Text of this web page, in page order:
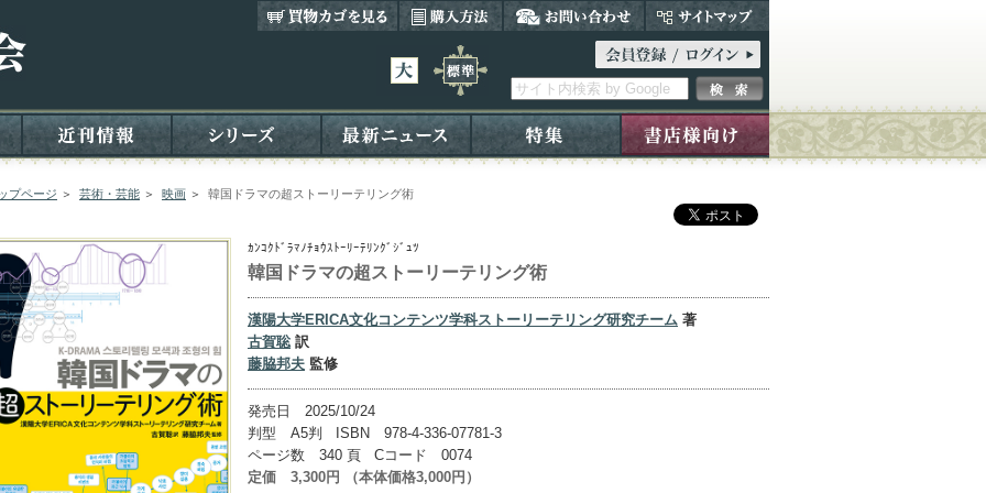
プページ ＞ 芸術・芸能 ＞ 映画 ＞ 韓国ドラマの超ストーリーテリング術
ｶﾝｺｸﾄﾞﾗﾏﾉﾁｮｳｽﾄｰﾘｰﾃﾘﾝｸﾞｼﾞｭﾂ
韓国ドラマの超ストーリーテリング術
漢陽大学ERICA文化コンテンツ学科ストーリーテリング研究チーム 著
古賀聡 訳
藤脇邦夫 監修
発売日 2025/10/24
判型 A5判 ISBN 978-4-336-07781-3
ページ数 340 頁 Cコード 0074
定価 3,300円 （本体価格3,000円）